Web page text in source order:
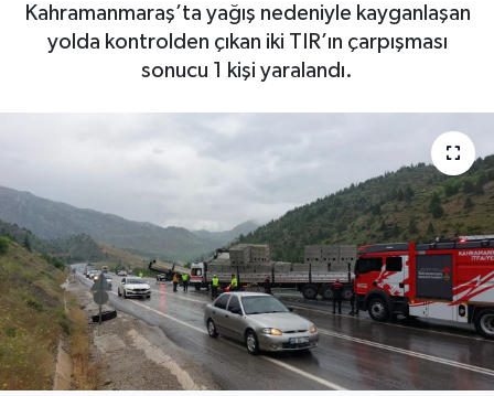
Kahramanmaraş’ta yağış nedeniyle kayganlaşan
yolda kontrolden çıkan iki TIR’ın çarpışması
sonucu 1 kişi yaralandı.
Künye
Son Dakika Haberleri
Haber Arşivi